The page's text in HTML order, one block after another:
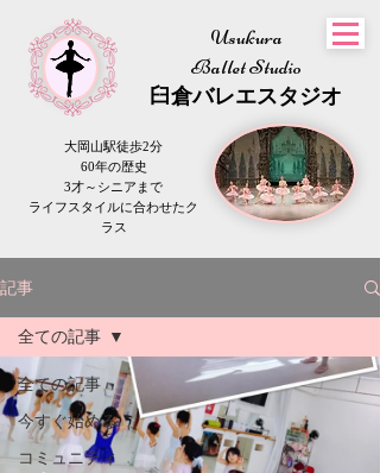
Usukura
Ballet Studio
​臼倉バレエスタジオ
大岡山駅徒歩2分
60年の歴史
3才～シニアまで
​ライフスタイルに合わせたク
ラス
記事
全ての記事
今すぐ始める
コミュニティ
全ての記事